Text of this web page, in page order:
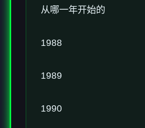
从哪一年开始的
1988
1989
1990